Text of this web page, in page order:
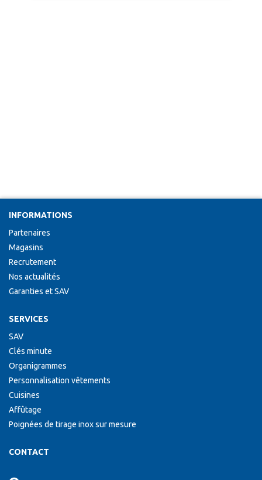
INFORMATIONS
Partenaires
Magasins
Recrutement
Nos actualités
Garanties et SAV
SERVICES
SAV
Clés minute
Organigrammes
Personnalisation vêtements
Cuisines
Affûtage
Poignées de tirage inox sur mesure
CONTACT